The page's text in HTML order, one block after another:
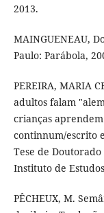
2013.
MAINGUENEAU,
Paulo: Parábola,
PEREIRA, MARIA
adultos falam
crianças
continnum/escrito
Tese de
Instituto de
PÊCHEUX, M.